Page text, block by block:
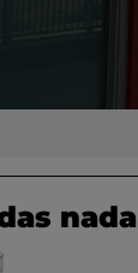
nada